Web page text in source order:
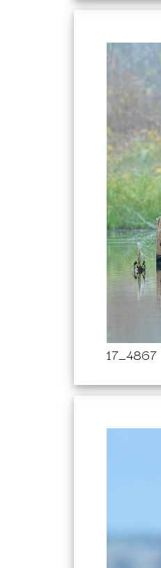
17_4867